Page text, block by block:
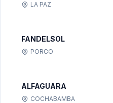
LA PAZ
FANDELSOL
PORCO
ALFAGUARA
COCHABAMBA